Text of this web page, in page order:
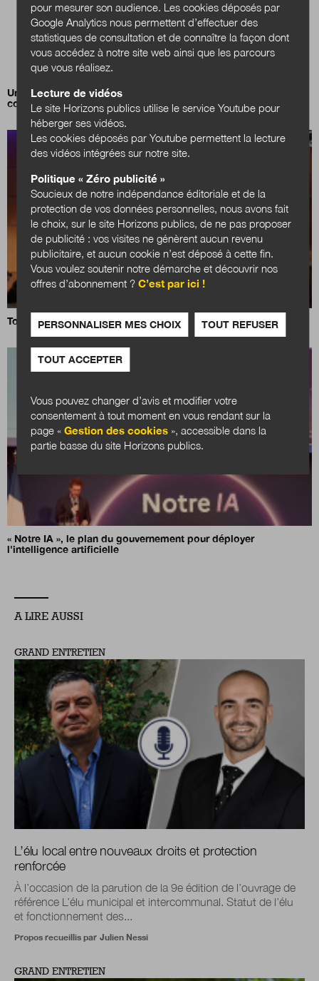
Un carnet d’inspiration pour déployer l’IA responsable en
collectivités
Tour d’horizon des IA métiers dans l’Etat
« Notre IA », le plan du gouvernement pour déployer
l'intelligence artificielle
A LIRE AUSSI
GRAND ENTRETIEN
L’élu local entre nouveaux droits et protection
renforcée
À l’occasion de la parution de la 9e édition de l’ouvrage de
référence L’élu municipal et intercommunal. Statut de l’élu
et fonctionnement des...
Propos recueillis par Julien Nessi
GRAND ENTRETIEN
pour mesurer son audience. Les cookies déposés par
Google Analytics nous permettent d’effectuer des
statistiques de consultation et de connaître la façon dont
vous accédez à notre site web ainsi que les parcours
que vous réalisez.
Lecture de vidéos
Le site Horizons publics utilise le service Youtube pour
héberger ses vidéos.
Les cookies déposés par Youtube permettent la lecture
des vidéos intégrées sur notre site.
Politique « Zéro publicité »
Soucieux de notre indépendance éditoriale et de la
protection de vos données personnelles, nous avons fait
le choix, sur le site Horizons publics, de ne pas proposer
de publicité : vos visites ne génèrent aucun revenu
publicitaire, et aucun cookie n’est déposé à cette fin.
Vous voulez soutenir notre démarche et découvrir nos
offres d’abonnement ? C’est par ici !
PERSONNALISER MES CHOIX TOUT REFUSER
TOUT ACCEPTER
Vous pouvez changer d’avis et modifier votre
consentement à tout moment en vous rendant sur la
page « Gestion des cookies», accessible dans la
partie basse du site Horizons publics.